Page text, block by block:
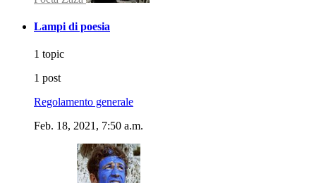
Lampi di poesia
1 topic
1 post
Regolamento generale
Feb. 18, 2021, 7:50 a.m.